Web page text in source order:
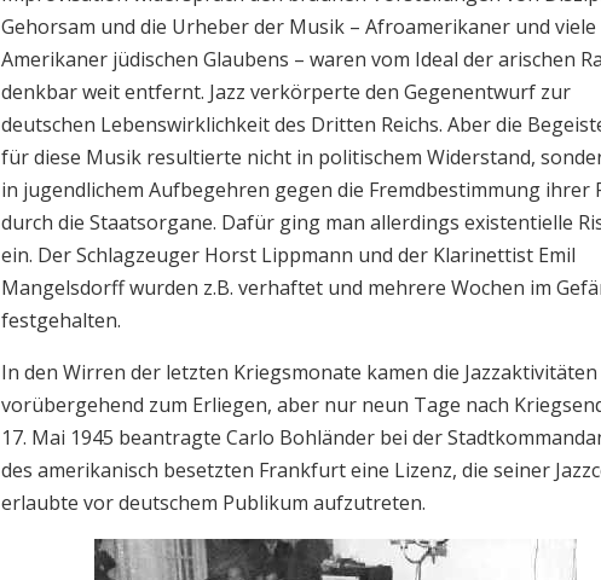
Gehorsam und die Urheber der Musik – Afroamerikaner und viele
Amerikaner jüdischen Glaubens – waren vom Ideal der arischen
denkbar weit entfernt. Jazz verkörperte den Gegenentwurf zur
deutschen Lebenswirklichkeit des Dritten Reichs. Aber die
für diese Musik resultierte nicht in politischem Widerstand,
in jugendlichem Aufbegehren gegen die Fremdbestimmung ihrer
durch die Staatsorgane. Dafür ging man allerdings existentielle
ein. Der Schlagzeuger Horst Lippmann und der Klarinettist Emil
Mangelsdorff wurden z.B. verhaftet und mehrere Wochen im
festgehalten.
In den Wirren der letzten Kriegsmonate kamen die Jazzaktivitäten
vorübergehend zum Erliegen, aber nur neun Tage nach
17. Mai 1945 beantragte Carlo Bohländer bei der
des amerikanisch besetzten Frankfurt eine Lizenz, die seiner
erlaubte vor deutschem Publikum aufzutreten.